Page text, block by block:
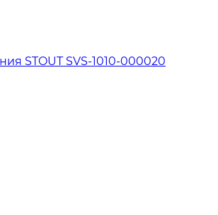
STOUT SVS-1010-000020